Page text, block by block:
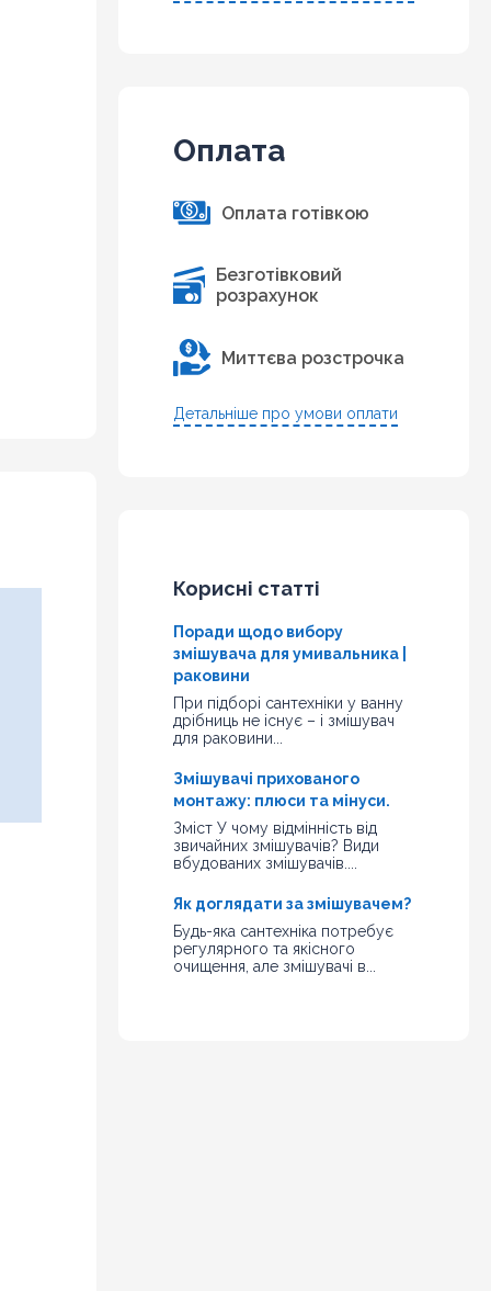
Оплата
Оплата готівкою
Безготівковий
розрахунок
Миттєва розстрочка
Детальніше про умови оплати
Корисні статті
Поради щодо вибору
змішувача для умивальника |
раковини
При підборі сантехніки у ванну
дрібниць не існує – і змішувач
для раковини...
Змішувачі прихованого
монтажу: плюси та мінуси.
Зміст У чому відмінність від
звичайних змішувачів? Види
вбудованих змішувачів....
Як доглядати за змішувачем?
Будь-яка сантехніка потребує
регулярного та якісного
очищення, але змішувачі в...